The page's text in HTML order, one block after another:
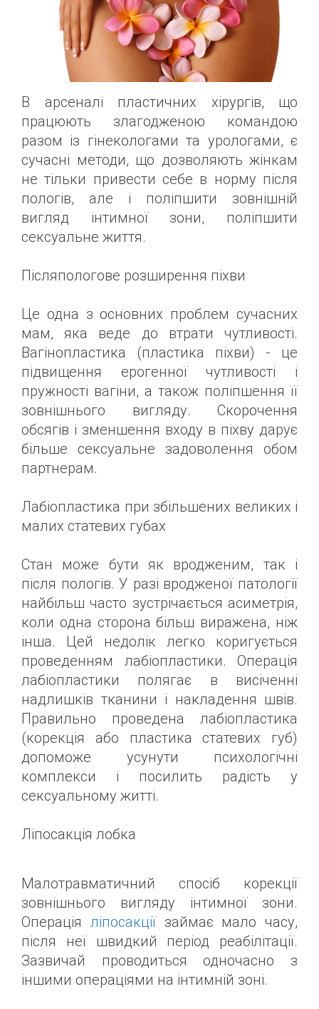
В арсеналі пластичних хірургів, що
працюють злагодженою командою
разом із гінекологами та урологами, є
сучасні методи, що дозволяють жінкам
не тільки привести себе в норму після
пологів, але і поліпшити зовнішній
вигляд інтимної зони, поліпшити
сексуальне життя.
Післяпологове розширення піхви
Це одна з основних проблем сучасних
мам, яка веде до втрати чутливості.
Вагінопластика (пластика піхви) - це
підвищення ерогенної чутливості і
пружності вагіни, а також поліпшення її
зовнішнього вигляду. Скорочення
обсягів і зменшення входу в піхву дарує
більше сексуальне задоволення обом
партнерам.
Лабіопластика при збільшених великих і
малих статевих губах
Стан може бути як вродженим, так і
після пологів. У разі вродженої патології
найбільш часто зустрічається асиметрія,
коли одна сторона більш виражена, ніж
інша. Цей недолік легко коригується
проведенням лабіопластики. Операція
лабіопластики полягає в висіченні
надлишків тканини і накладення швів.
Правильно проведена лабіопластика
(корекція або пластика статевих губ)
допоможе усунути психологічні
комплекси і посилить радість у
сексуальному житті.
Ліпосакція лобка
Малотравматичний спосіб корекції
зовнішнього вигляду інтимної зони.
Операція ліпосакціїзаймає мало часу,
після неї швидкий період реабілітації.
Зазвичай проводиться одночасно з
іншими операціями на інтимній зоні.